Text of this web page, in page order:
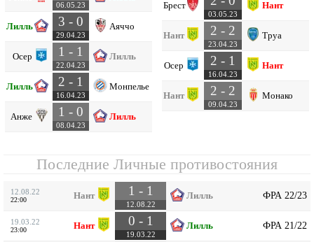
06.05.23
Лилль 3 - 0
29.04.23
Аяччо
Осер 1 - 1
22.04.23
Лилль
Лилль 2 - 1
16.04.23
Монпелье
Анже 1 - 0
08.04.23
Лилль
Брест
03.05.23
Нант
Нант 2 - 2
23.04.23
Труа
Осер 2 - 1
16.04.23
Нант
Нант 2 - 2
09.04.23
Монако
Последние Личные противостояния
12.08.22
22:00 Нант 1 - 1
12.08.22
Лилль ФРА 22/23
19.03.22
23:00 Нант 0 - 1
19.03.22
Лилль ФРА 21/22